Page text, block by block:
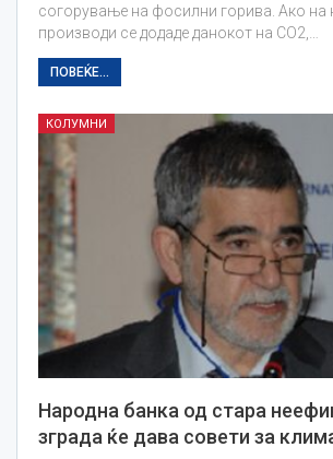
согорување на фосилни горива. Ако на
производи се додаде данокот на СО2,…
ПОВЕЌЕ...
КОЛУМНИ
Народна банка од стара
зграда ќе дава совети за